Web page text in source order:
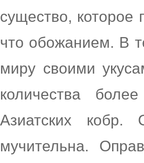
существо, которое
что обожанием. В
миру своими
количества
Азиатских
мучительна.